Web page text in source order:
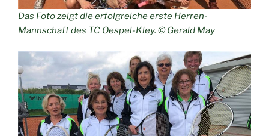
Das Foto zeigt die erfolgreiche erste Herren-
Mannschaft des TC Oespel-Kley. © Gerald May